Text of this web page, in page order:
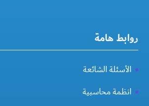
روابط هامة
الأسئلة الشائعة
انظمة محاسبية